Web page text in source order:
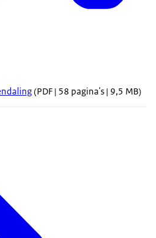
(PDF | 58 pagina's | 9,5 MB)